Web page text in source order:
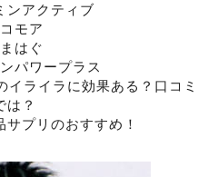
ンアクティブ
モア
はぐ
パワープラス
ライラに効果ある？口コミ
は？
プリのおすすめ！